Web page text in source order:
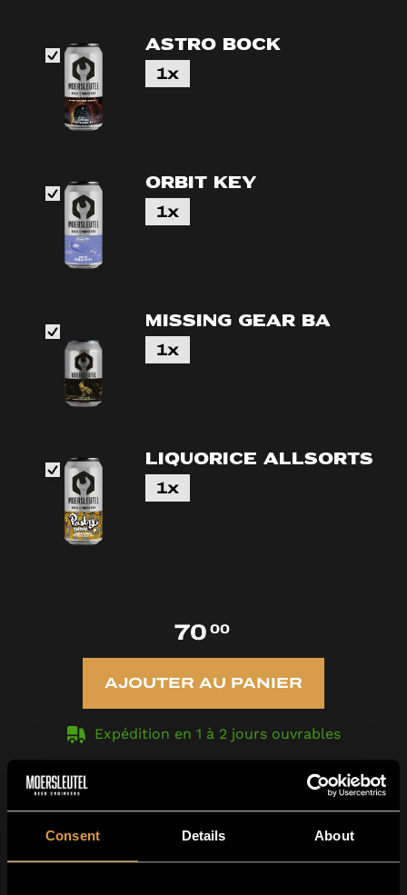
Consent Details About
Astro Bock
1x
Orbit Key
1x
Missing Gear BA
1x
Liquorice Allsorts
1x
70 00
AJOUTER AU PANIER
Expédition en 1 à 2 jours ouvrables